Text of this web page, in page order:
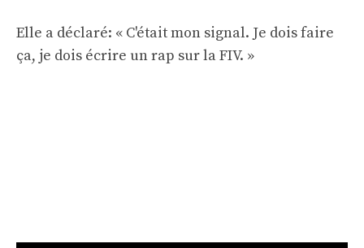
Elle a déclaré: « C'était mon signal. Je dois faire
ça, je dois écrire un rap sur la FIV. »